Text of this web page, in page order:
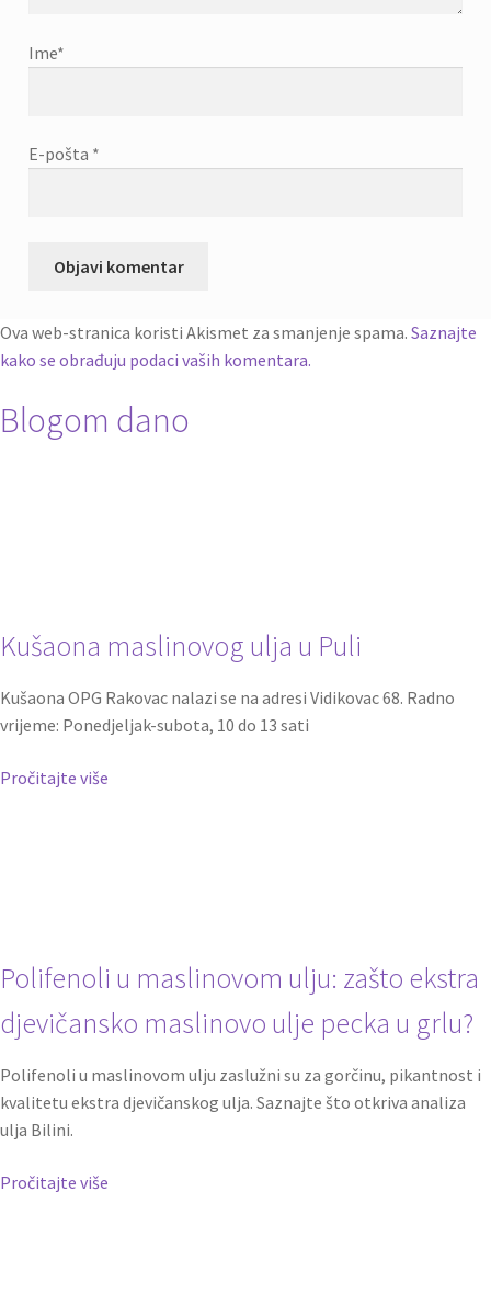
Ime*
E-pošta *
Ova web-stranica koristi Akismet za smanjenje spama. Saznajte
kako se obrađuju podaci vaših komentara.
Blogom dano
Kušaona maslinovog ulja u Puli
Kušaona OPG Rakovac nalazi se na adresi Vidikovac 68. Radno
vrijeme: Ponedjeljak-subota, 10 do 13 sati
Pročitajte više
Polifenoli u maslinovom ulju: zašto ekstra
djevičansko maslinovo ulje pecka u grlu?
Polifenoli u maslinovom ulju zaslužni su za gorčinu, pikantnost i
kvalitetu ekstra djevičanskog ulja. Saznajte što otkriva analiza
ulja Bilini.
Pročitajte više